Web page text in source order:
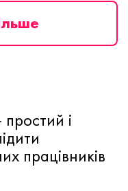
і
працівників